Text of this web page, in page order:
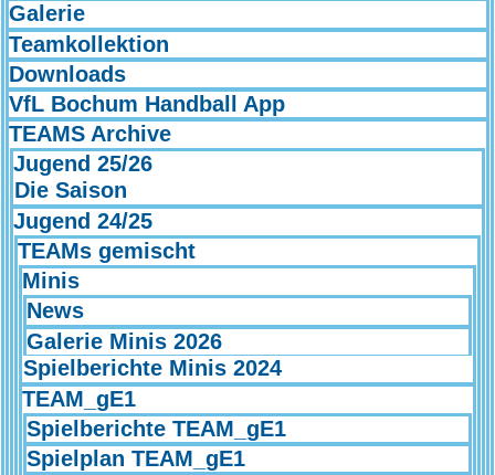
Galerie
Teamkollektion
Downloads
VfL Bochum Handball App
TEAMS Archive
Jugend 25/26
Die Saison
Jugend 24/25
TEAMs gemischt
Minis
News
Galerie Minis 2026
Spielberichte Minis 2024
TEAM_gE1
Spielberichte TEAM_gE1
Spielplan TEAM_gE1